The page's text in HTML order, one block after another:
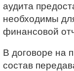
аудита
необходимы
финансовой
В договоре на
состав